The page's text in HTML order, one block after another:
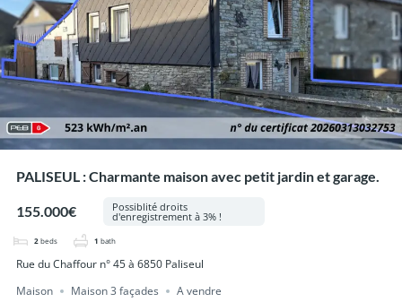
PALISEUL : Charmante maison avec petit jardin et garage.
155.000€ Possiblité droits
d'enregistrement à 3% !
2 beds 1 bath
Rue du Chaffour n° 45 à 6850 Paliseul
Maison
Maison 3 façades A vendre